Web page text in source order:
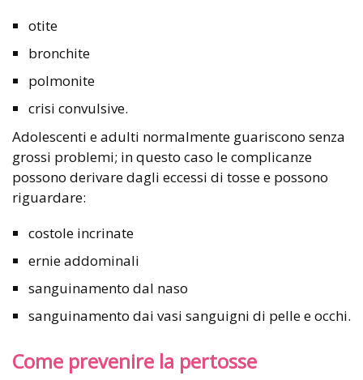
otite
bronchite
polmonite
crisi convulsive.
Adolescenti e adulti normalmente guariscono senza
grossi problemi; in questo caso le complicanze
possono derivare dagli eccessi di tosse e possono
riguardare:
costole incrinate
ernie addominali
sanguinamento dal naso
sanguinamento dai vasi sanguigni di pelle e occhi.
Come prevenire la pertosse